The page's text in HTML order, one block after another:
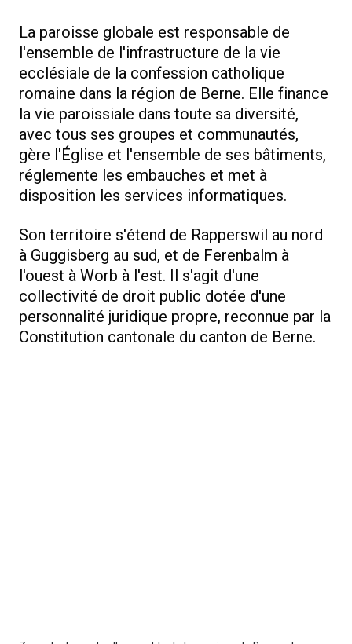
La paroisse globale est responsable de
l'ensemble de l'infrastructure de la vie
ecclésiale de la confession catholique
romaine dans la région de Berne. Elle finance
la vie paroissiale dans toute sa diversité,
avec tous ses groupes et communautés,
gère l'Église et l'ensemble de ses bâtiments,
réglemente les embauches et met à
disposition les services informatiques.
Son territoire s'étend de Rapperswil au nord
à Guggisberg au sud, et de Ferenbalm à
l'ouest à Worb à l'est. Il s'agit d'une
collectivité de droit public dotée d'une
personnalité juridique propre, reconnue par la
Constitution cantonale du canton de Berne.